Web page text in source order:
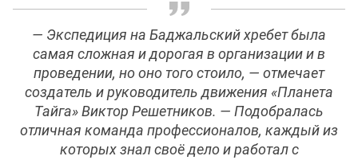
— Экспедиция на Баджальский хребет была
самая сложная и дорогая в организации и в
проведении, но оно того стоило, — отмечает
создатель и руководитель движения «Планета
Тайга» Виктор Решетников. — Подобралась
отличная команда профессионалов, каждый из
которых знал своё дело и работал с